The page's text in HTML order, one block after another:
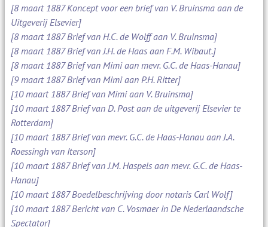
[8 maart 1887 Koncept voor een brief van V. Bruinsma aan de
Uitgeverij Elsevier]
[8 maart 1887 Brief van H.C. de Wolff aan V. Bruinsma]
[8 maart 1887 Brief van J.H. de Haas aan F.M. Wibaut.]
[8 maart 1887 Brief van Mimi aan mevr. G.C. de Haas-Hanau]
[9 maart 1887 Brief van Mimi aan P.H. Ritter]
[10 maart 1887 Brief van Mimi aan V. Bruinsma]
[10 maart 1887 Brief van D. Post aan de uitgeverij Elsevier te
Rotterdam]
[10 maart 1887 Brief van mevr. G.C. de Haas-Hanau aan J.A.
Roessingh van Iterson]
[10 maart 1887 Brief van J.M. Haspels aan mevr. G.C. de Haas-
Hanau]
[10 maart 1887 Boedelbeschrijving door notaris Carl Wolf]
[10 maart 1887 Bericht van C. Vosmaer in De Nederlaandsche
Spectator]